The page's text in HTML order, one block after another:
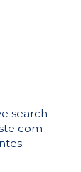
search
com